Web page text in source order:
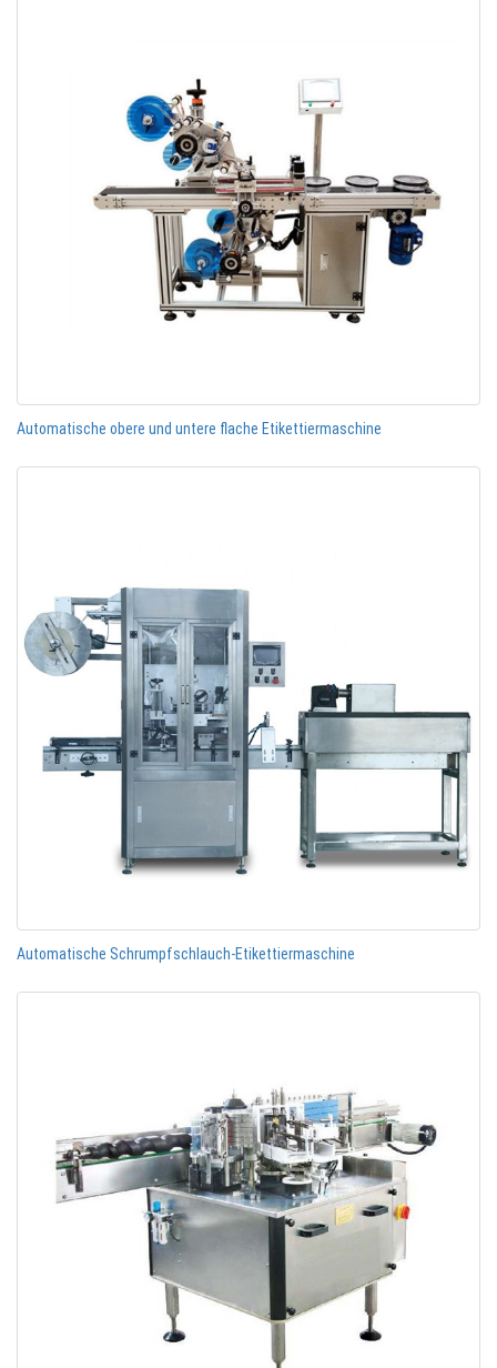
Automatische obere und untere flache Etikettiermaschine
Automatische Schrumpfschlauch-Etikettiermaschine